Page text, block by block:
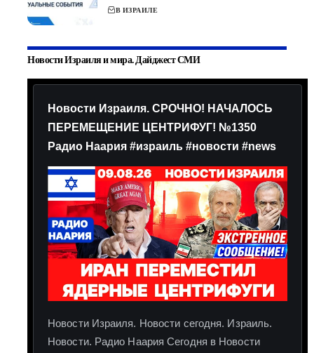
В ИЗРАИЛЕ
Новости Израиля и мира. Дайджест СМИ